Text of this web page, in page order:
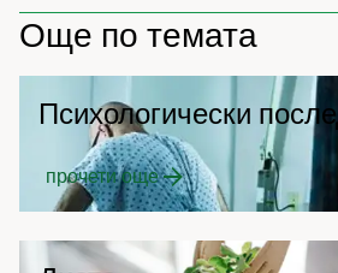
Още по темата
Психологически
прочети още